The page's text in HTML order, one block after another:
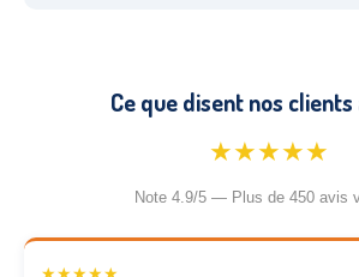
Ce que disent nos clients
★★★★★
Note 4.9/5 — Plus de 450 avis